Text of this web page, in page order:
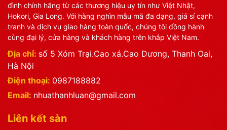
đình chính hãng từ các thương hiệu uy tín như Việt Nhật,
Hokori, Gia Long. Với hàng nghìn mẫu mã đa dạng, giá sỉ cạnh
tranh và dịch vụ giao hàng toàn quốc, chúng tôi đồng hành
cùng đại lý, cửa hàng và khách hàng trên khắp Việt Nam.
Địa chỉ: số 5 Xóm Trại.Cao xá.Cao Dương, Thanh Oai,
Hà Nội
Điện thoại: 0987188882
Email: nhuathanhluan@gmail.com
Liên kết sàn